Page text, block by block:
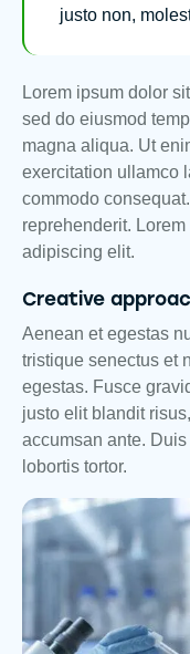
justo non,
Lorem ipsum dolor
sed do eiusmod
magna aliqua. Ut
exercitation ullamco
commodo
reprehenderit.
adipiscing elit.
Creative
Aenean et egestas
tristique senectus et
egestas. Fusce
justo elit blandit
accumsan ante.
lobortis tortor.